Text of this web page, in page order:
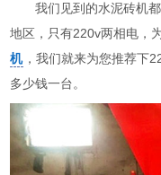
我们见到的水泥砖机都
地区，只有220v两相电，
机 ，我们就来为您推荐下
多少钱一台。